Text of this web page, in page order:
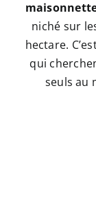
niché sur
hectare.
qui
seuls au